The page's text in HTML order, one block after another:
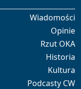
Wiadomości
Opinie
Rzut OKA
Historia
Kultura
Podcasty CW